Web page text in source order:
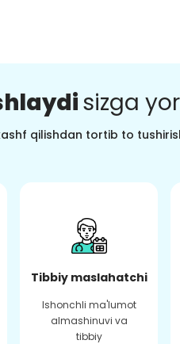
sizga
qilishdan tortib to
Tibbiy maslahatchi
Ishonchli ma'lumot
almashinuvi va
tibbiy